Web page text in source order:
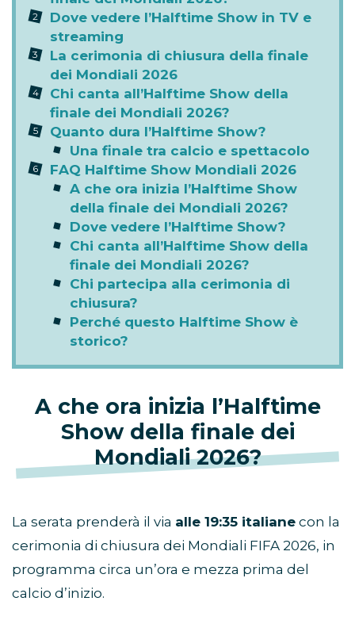
Dove vedere l’Halftime Show in TV e
streaming
La cerimonia di chiusura della finale
dei Mondiali 2026
Chi canta all’Halftime Show della
finale dei Mondiali 2026?
Quanto dura l’Halftime Show?
Una finale tra calcio e spettacolo
FAQ Halftime Show Mondiali 2026
A che ora inizia l’Halftime Show
della finale dei Mondiali 2026?
Dove vedere l’Halftime Show?
Chi canta all’Halftime Show della
finale dei Mondiali 2026?
Chi partecipa alla cerimonia di
chiusura?
Perché questo Halftime Show è
storico?
A che ora inizia l’Halftime
Show della finale dei
Mondiali 2026?
La serata prenderà il via alle 19:35 italiane con la
cerimonia di chiusura dei Mondiali FIFA 2026, in
programma circa un’ora e mezza prima del
calcio d’inizio.